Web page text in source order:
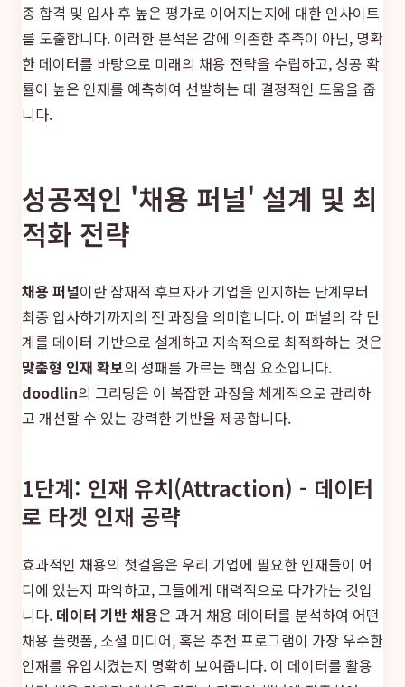
종 합격 및 입사 후 높은 평가로 이어지는지에 대한 인사이트
를 도출합니다. 이러한 분석은 감에 의존한 추측이 아닌, 명확
한 데이터를 바탕으로 미래의 채용 전략을 수립하고, 성공 확
률이 높은 인재를 예측하여 선발하는 데 결정적인 도움을 줍
니다.
성공적인 '채용 퍼널' 설계 및 최
적화 전략
채용 퍼널이란 잠재적 후보자가 기업을 인지하는 단계부터
최종 입사하기까지의 전 과정을 의미합니다. 이 퍼널의 각 단
계를 데이터 기반으로 설계하고 지속적으로 최적화하는 것은
맞춤형 인재 확보의 성패를 가르는 핵심 요소입니다.
doodlin의 그리팅은 이 복잡한 과정을 체계적으로 관리하
고 개선할 수 있는 강력한 기반을 제공합니다.
1단계: 인재 유치(Attraction) - 데이터
로 타겟 인재 공략
효과적인 채용의 첫걸음은 우리 기업에 필요한 인재들이 어
디에 있는지 파악하고, 그들에게 매력적으로 다가가는 것입
니다. 데이터 기반 채용은 과거 채용 데이터를 분석하여 어떤
채용 플랫폼, 소셜 미디어, 혹은 추천 프로그램이 가장 우수한
인재를 유입시켰는지 명확히 보여줍니다. 이 데이터를 활용